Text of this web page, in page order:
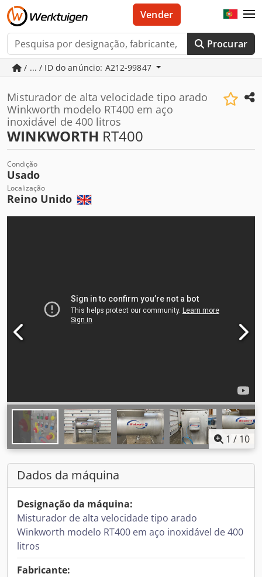
Procurar
Vender
/ ... / ID do anúncio: A212-99847
Misturador de alta velocidade tipo arado
Winkworth modelo RT400 em aço
inoxidável de 400 litros
WINKWORTH RT400
Condição
Usado
Localização
Reino Unido
1 / 10
Dados da máquina
Designação da máquina:
Misturador de alta velocidade tipo arado
Winkworth modelo RT400 em aço inoxidável de 400
litros
Fabricante: